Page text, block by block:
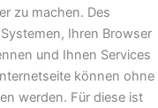
zu machen. Des
Ihren Browser
und Ihnen Services
können ohne
werden. Für diese ist